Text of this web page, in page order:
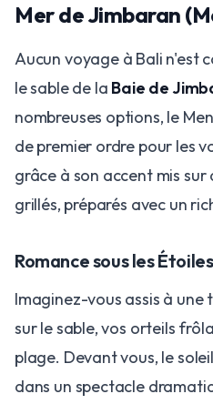
Mer de Jimbaran
Aucun voyage à Bali n'est
le sable de la Baie de
nombreuses options, le
de premier ordre pour les
grâce à son accent mis
grillés, préparés avec un
Romance sous les Étoiles
Imaginez-vous assis à
sur le sable, vos orteils
plage. Devant vous, le
dans un spectacle